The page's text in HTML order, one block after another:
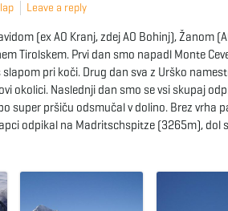
Leave a reply
(ex AO Kranj, zdej AO Bohinj), Žanom
Tirolskem. Prvi dan smo napadl Monte
pri koči. Drug dan sva z Urško
okolici. Naslednji dan smo se vsi skupaj
super pršiču odsmučal v dolino. Brez vrha
odpikal na Madritschspitze (3265m), dol